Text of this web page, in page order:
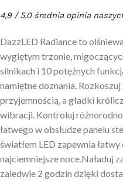
4,9 / 5.0 średnia opinia
DazzLED Radiance to
wygiętym trzonie,
silnikach i 10 potężnych
namiętne doznania.
przyjemnością, a gładki
wibracji. Kontroluj
łatwego w obsłudze panelu
światłem LED zapewnia
najciemniejsze noce.Naładuj
zaledwie 2 godzin dzięki